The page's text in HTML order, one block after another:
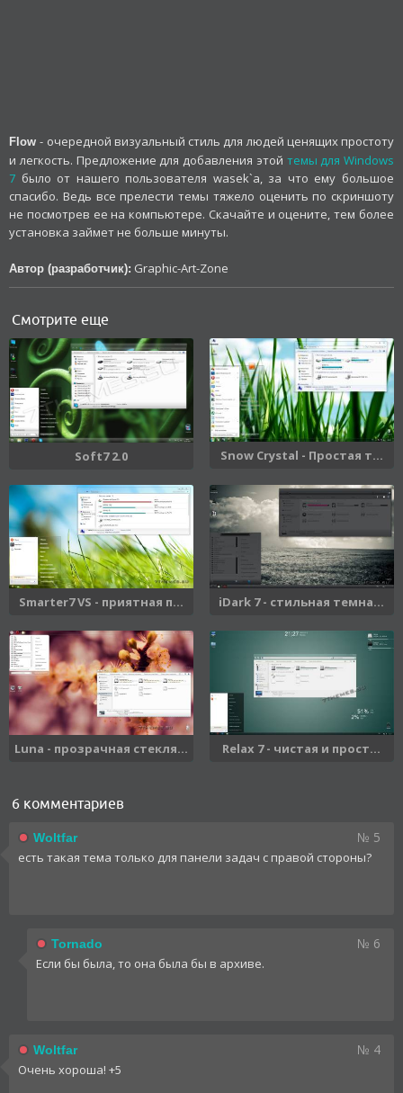
Flow- очередной визуальный стиль для людей ценящих простоту
и легкость. Предложение для добавления этой темы для Windows
7 было от нашего пользователя wasek`а, за что ему большое
спасибо. Ведь все прелести темы тяжело оценить по скриншоту
не посмотрев ее на компьютере. Скачайте и оцените, тем более
установка займет не больше минуты.
Автор (разработчик): Graphic-Art-Zone
Смотрите еще
Soft7 2.0 Snow Crystal - Простая т...
Smarter7 VS - приятная п... iDark 7 - стильная темна...
Luna - прозрачная стекля... Relax 7 - чистая и прост...
6 комментариев
Woltfar № 5
есть такая тема только для панели задач с правой стороны?
Tornado № 6
Если бы была, то она была бы в архиве.
Woltfar № 4
Очень хороша! +5